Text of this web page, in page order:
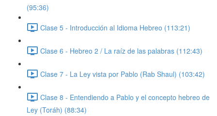
(95:36)
Clase 5 - Introducción al Idioma Hebreo (113:21)
Clase 6 - Hebreo 2 / La raíz de las palabras (112:43)
Clase 7 - La Ley vista por Pablo (Rab Shaul) (103:42)
Clase 8 - Entendiendo a Pablo y el concepto hebreo de
Ley (Toráh) (88:34)